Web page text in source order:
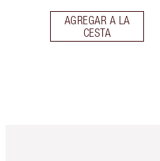
AGREGAR A LA
CESTA